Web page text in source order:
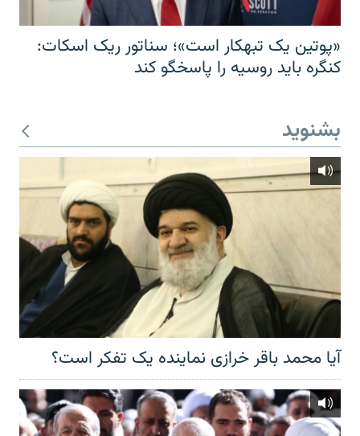
«پوتین یک تبهکار است»؛ سناتور ریک اسکات:
کنگره باید روسیه را پاسخگو کند
بشنوید
آیا محمد باقر خرازی نماینده یک تفکر است؟